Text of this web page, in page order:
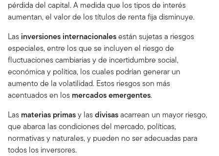
pérdida del capital. A medida que los tipos de interés
aumentan, el valor de los títulos de renta fija disminuye.
Las inversiones internacionalesestán sujetas a riesgos
especiales, entre los que se incluyen el riesgo de
fluctuaciones cambiarias y de incertidumbre social,
económica y política, los cuales podrían generar un
aumento de la volatilidad. Estos riesgos son más
acentuados en los mercados emergentes.
Las materias primasy lasdivisasacarrean un mayor riesgo,
que abarca las condiciones del mercado, políticas,
normativas y naturales, y pueden no ser adecuadas para
todos los inversores.